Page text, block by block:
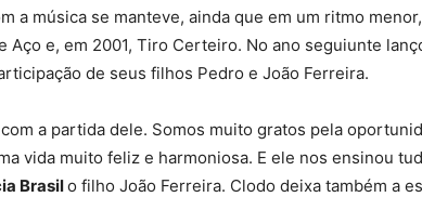
a música se manteve, ainda que em um ritmo
Aço e, em 2001, Tiro Certeiro. No ano seguiunte
de seus filhos Pedro e João Ferreira.
a partida dele. Somos muito gratos pela
vida muito feliz e harmoniosa. E ele nos ensinou
Brasilo filho João Ferreira. Clodo deixa também a